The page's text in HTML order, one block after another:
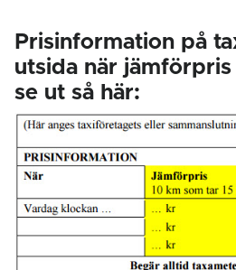
Prisinformation på
utsida när
se ut så här: